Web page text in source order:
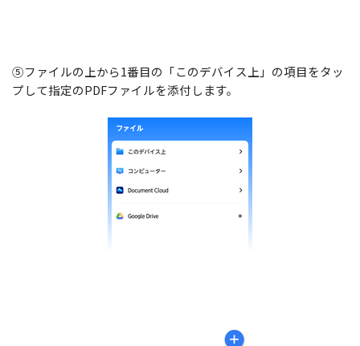
⑤ファイルの上から1番目の「このデバイス上」の項目をタッ
プして指定のPDFファイルを添付します。